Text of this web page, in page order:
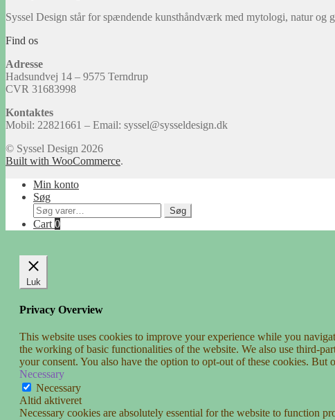
Syssel Design står for spændende kunsthåndværk med mytologi, natur og
Find os
Adresse
Hadsundvej 14 – 9575 Terndrup
CVR 31683998
Kontaktes
Mobil: 22821661 – Email: syssel@sysseldesign.dk
© Syssel Design 2026
Built with WooCommerce.
Min konto
Søg
Søg
efter:
Søg
Cart 0
Luk
Privacy Overview
This website uses cookies to improve your experience while you
the working of basic functionalities of the website. We also use third-
your consent. You also have the option to opt-out of these cookies.
Necessary
Necessary
Altid aktiveret
Necessary cookies are absolutely essential for the website to function